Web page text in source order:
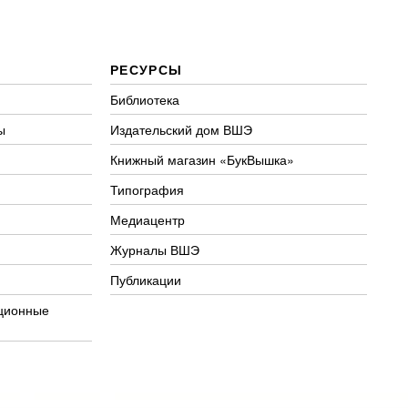
РЕСУРСЫ
Библиотека
Издательский дом ВШЭ
Книжный магазин «БукВышка»
Типография
Медиацентр
Журналы ВШЭ
Публикации